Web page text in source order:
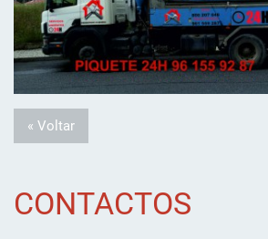
« Voltar
CONTACTOS